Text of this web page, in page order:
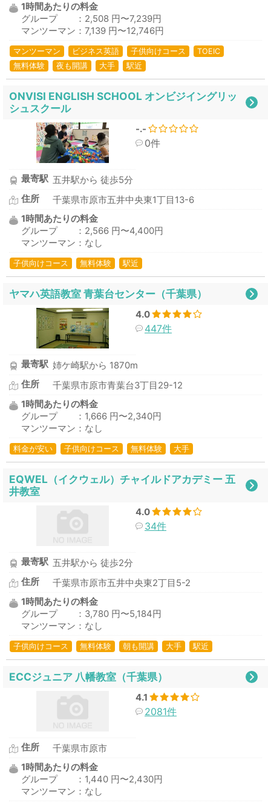
1時間あたりの料金
グループ ：2,508 円〜7,239円
マンツーマン：7,139 円〜12,746円
マンツーマン ビジネス英語 子供向けコース
TOEIC
無料体験
夜も開講 大手 駅近
ONVISI ENGLISH SCHOOL オンビジイングリッ
シュスクール
-.-
0件
最寄駅 五井駅から 徒歩5分
住所
千葉県市原市五井中央東1丁目13-6
1時間あたりの料金
グループ ：2,566 円〜4,400円
マンツーマン：なし
子供向けコース 無料体験 駅近
ヤマハ英語教室 青葉台センター（千葉県）
4.0
447件
最寄駅 姉ケ崎駅から 1870m
住所
千葉県市原市青葉台3丁目29-12
1時間あたりの料金
グループ ：1,666 円〜2,340円
マンツーマン：なし
料金が安い 子供向けコース 無料体験 大手
EQWEL（イクウェル）チャイルドアカデミー 五
井教室
4.0
34件
最寄駅 五井駅から 徒歩2分
住所
千葉県市原市五井中央東2丁目5-2
1時間あたりの料金
グループ ：3,780 円〜5,184円
マンツーマン：なし
子供向けコース 無料体験 朝も開講 大手 駅近
ECCジュニア 八幡教室（千葉県）
4.1
2081件
住所
千葉県市原市
1時間あたりの料金
グループ ：1,440 円〜2,430円
マンツーマン：なし